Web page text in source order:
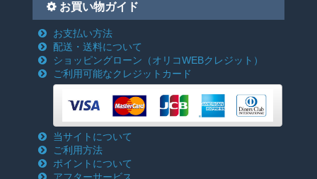
お買い物ガイド
お支払い方法
配送・送料について
ショッピングローン （オリコWEBクレジット）
ご利用可能なクレジットカード
当サイトについて
ご利用方法
ポイントについて